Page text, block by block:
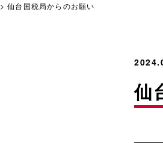
> 仙台国税局からのお願い
仙